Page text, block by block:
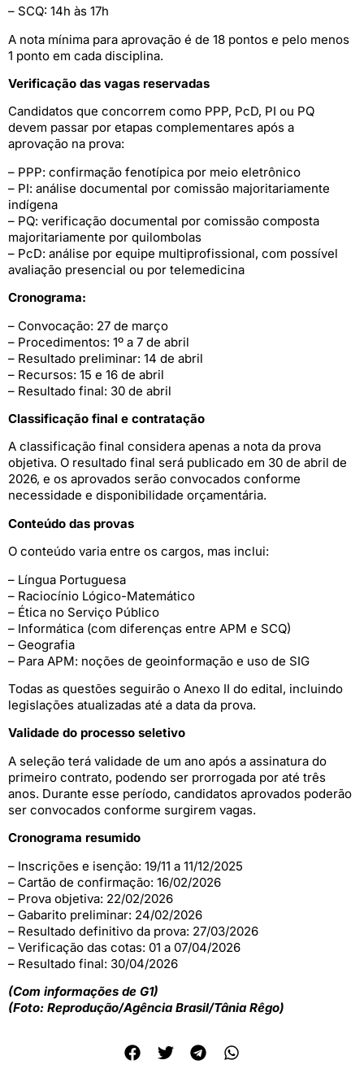
– SCQ: 14h às 17h
A nota mínima para aprovação é de 18 pontos e pelo menos
1 ponto em cada disciplina.
Verificação das vagas reservadas
Candidatos que concorrem como PPP, PcD, PI ou PQ
devem passar por etapas complementares após a
aprovação na prova:
– PPP: confirmação fenotípica por meio eletrônico
– PI: análise documental por comissão majoritariamente
indígena
– PQ: verificação documental por comissão composta
majoritariamente por quilombolas
– PcD: análise por equipe multiprofissional, com possível
avaliação presencial ou por telemedicina
Cronograma:
– Convocação: 27 de março
– Procedimentos: 1º a 7 de abril
– Resultado preliminar: 14 de abril
– Recursos: 15 e 16 de abril
– Resultado final: 30 de abril
Classificação final e contratação
A classificação final considera apenas a nota da prova
objetiva. O resultado final será publicado em 30 de abril de
2026, e os aprovados serão convocados conforme
necessidade e disponibilidade orçamentária.
Conteúdo das provas
O conteúdo varia entre os cargos, mas inclui:
– Língua Portuguesa
– Raciocínio Lógico-Matemático
– Ética no Serviço Público
– Informática (com diferenças entre APM e SCQ)
– Geografia
– Para APM: noções de geoinformação e uso de SIG
Todas as questões seguirão o Anexo II do edital, incluindo
legislações atualizadas até a data da prova.
Validade do processo seletivo
A seleção terá validade de um ano após a assinatura do
primeiro contrato, podendo ser prorrogada por até três
anos. Durante esse período, candidatos aprovados poderão
ser convocados conforme surgirem vagas.
Cronograma resumido
– Inscrições e isenção: 19/11 a 11/12/2025
– Cartão de confirmação: 16/02/2026
– Prova objetiva: 22/02/2026
– Gabarito preliminar: 24/02/2026
– Resultado definitivo da prova: 27/03/2026
– Verificação das cotas: 01 a 07/04/2026
– Resultado final: 30/04/2026
(Com informações de G1)
(Foto: Reprodução/Agência Brasil/Tânia Rêgo)